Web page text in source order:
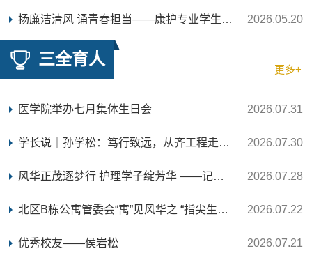
扬廉洁清风 诵青春担当——康护专业学生第二党支部... 2026.05.20
三全育人
更多+
医学院举办七月集体生日会 2026.07.31
学长说｜孙学松：笃行致远，从齐工程走向三甲医院 2026.07.30
风华正茂逐梦行 护理学子绽芳华 ——记医学院2026... 2026.07.28
北区B栋公寓管委会“寓”见风华之 “指尖生花，造... 2026.07.22
优秀校友——侯岩松 2026.07.21